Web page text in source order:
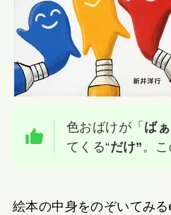
色おばけが「 ばぁ
てくる“だけ”。こ
絵本の中身をのぞいてみ